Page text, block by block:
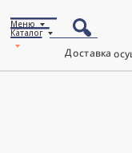
Доставка
Каталог
Меню